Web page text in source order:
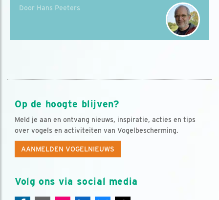
Door Hans Peeters
Op de hoogte blijven?
Meld je aan en ontvang nieuws, inspiratie, acties en tips
over vogels en activiteiten van Vogelbescherming.
AANMELDEN VOGELNIEUWS
Volg ons via social media